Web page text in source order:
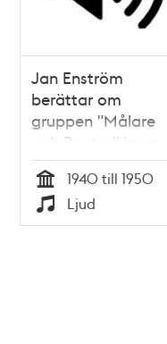
Jan Enström
berättar om
gruppen "Målare
och Poeter" inom
Vitabergsklubben
Tid
1940 till 1950
Typ
Ljud